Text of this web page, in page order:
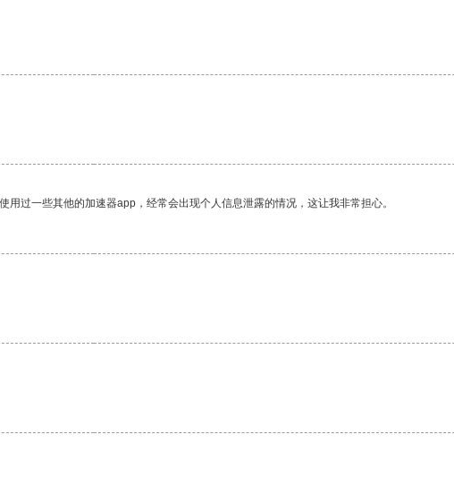
过一些其他的加速器app，经常会出现个人信息泄露的情况，这让我非常担心。